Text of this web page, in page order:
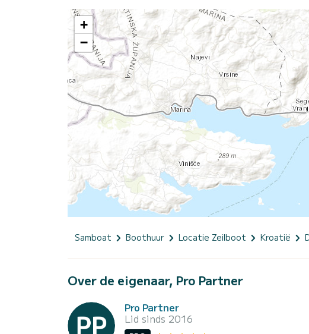
+
−
Samboat Boothuur Locatie Zeilboot Kroatië
Over de eigenaar, Pro Partner
Pro Partner
Lid sinds 2016